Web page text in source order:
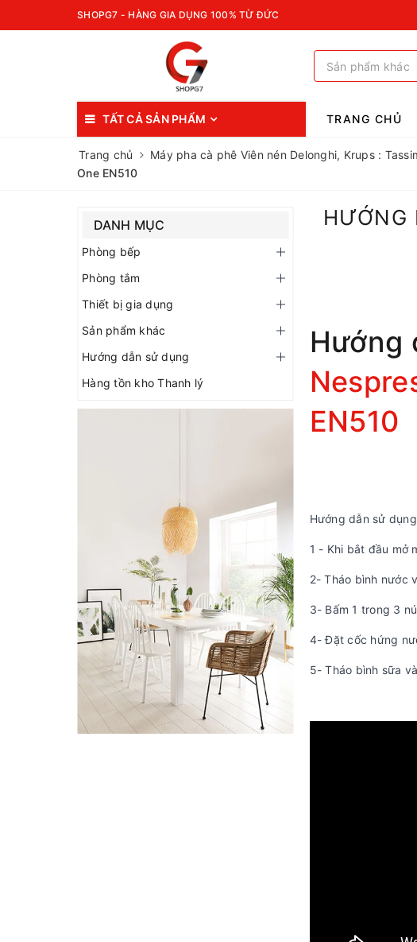
SHOPG7 - HÀNG GIA DỤNG 100% TỪ ĐỨC
TẤT CẢ SẢN PHẨM TRANG CHỦ
Trang chủ Máy pha cà phê Viên nén Delonghi, Krups :
One EN510
HƯỚNG
Hướng
EN510
Hướng dẫn sử
1 - Khi bắt đầu mở
2- Tháo bình nước
3- Bấm 1 trong 3
4- Đặt cốc hứng
5- Tháo bình sữa
DANH MỤC
Phòng bếp
Phòng tắm
Thiết bị gia dụng
Sản phẩm khác
Hướng dẫn sử dụng
Hàng tồn kho Thanh lý